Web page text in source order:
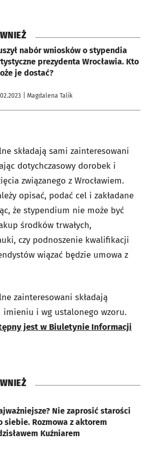
nabór wniosków o stypendia
prezydenta Wrocławia. Kto
je dostać?
| Magdalena Talik
składają sami zainteresowani
dotychczasowy dorobek i
związanego z Wrocławiem.
opisać, podać cel i zakładane
że stypendium nie może być
środków trwałych,
czy podnoszenie kwalifikacji
wiązać będzie umowa z
zainteresowani składają
imieniu i wg ustalonego wzoru.
jest w Biuletynie Informacji
Nie zaprosić starości
siebie. Rozmowa z aktorem
Kuźniarem
karcie
karcie